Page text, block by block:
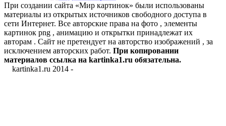
При создании сайта «Мир картинок» были использованы
материалы из открытых источников свободного доступа в
сети Интернет. Все авторские права на фото , элементы
картинок png , анимацию и открытки принадлежат их
авторам . Сайт не претендует на авторство изображений , за
исключением авторских работ. При копировании
материалов ссылка на kartinka1.ru обязательна.
kartinka1.ru 2014 -